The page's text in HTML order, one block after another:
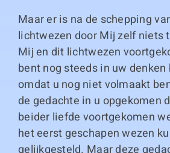
Duitse boeken
Links
Maar er is na de schepping
lichtwezen door Mij zelf niets
Mij en dit lichtwezen
bent nog steeds in uw denken
omdat u nog niet volmaakt
de gedachte in u opgekomen
beider liefde voortgekomen
het eerst geschapen wezen
gelijkgesteld. Maar deze